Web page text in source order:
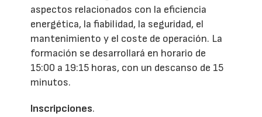
aspectos relacionados con la eficiencia
energética, la fiabilidad, la seguridad, el
mantenimiento y el coste de operación. La
formación se desarrollará en horario de
15:00 a 19:15 horas, con un descanso de 15
minutos.
Inscripciones.